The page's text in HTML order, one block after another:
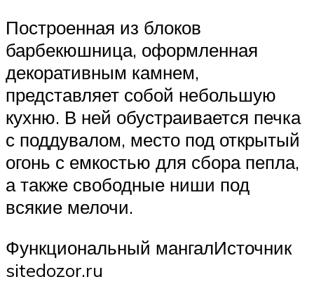
Построенная из блоков
барбекюшница, оформленная
декоративным камнем,
представляет собой небольшую
кухню. В ней обустраивается печка
с поддувалом, место под открытый
огонь с емкостью для сбора пепла,
а также свободные ниши под
всякие мелочи.
Функциональный мангалИсточник
sitedozor.ru